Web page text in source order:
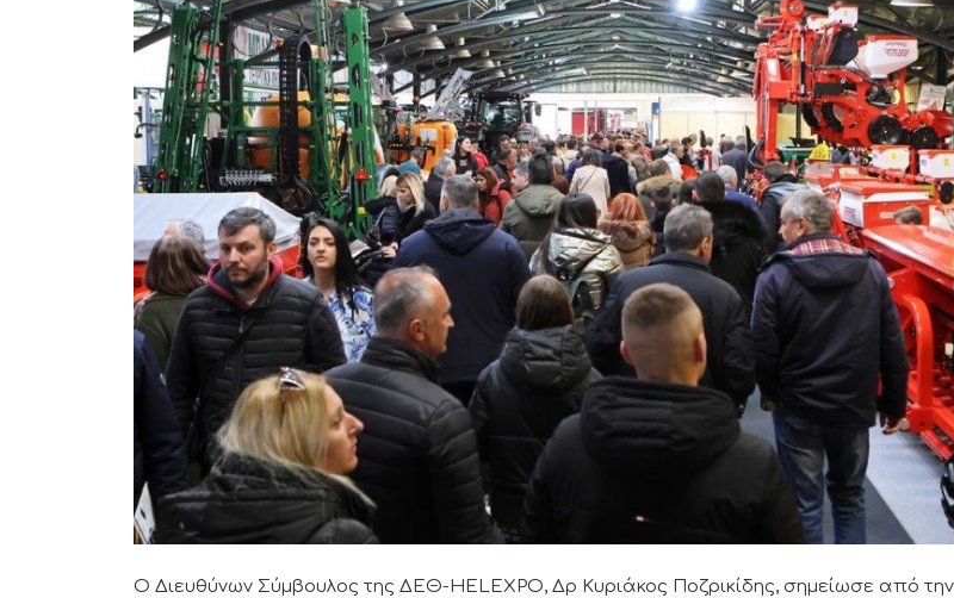
Ο Διευθύνων Σύμβουλος της ΔΕΘ-HELEXPO, Δρ Κυριάκος Ποζρικίδης, σημείωσε από την